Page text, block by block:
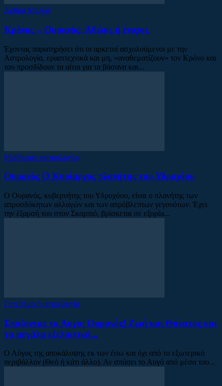
Αρθρα Μελών
Κρόνος – Ουρανός: Αθώος ή ένοχος
Έχοντας παρατηρήσει ότι οι αρκετοί ασχολούμενοι με την
Αστρολογία, ερασιτεχνικά και μη, «αναθεματίζουν» τον Κρόνο και
του προσδίδουν τα αίτια για τα βάσανα και...
Μαθήματα αστρολογίας
Ουρανός Ο Κυρίαρχος πλανήτης του Υδροχόου
Ο Ουρανός, κυβερνήτης του Υδροχόου, είναι ο πλανήτης των
απροσδόκητων αλλαγών και των απρόβλεπτων γεγονότων. Έχει
την έξαρσή του στον Σκορπιό, βρίσκεται σε εξορία...
Γενεθλιακή αστρολογία
Σπάζοντας το Αυγό: Ουρανός! Ζωή και Θάνατος και
τα μεγάλα εξελικτικά...
Ο Λόγος της αποκάλυψης εκ των έσω και όχι από το εξωτερικό
περιβάλλον (Θεό ή κάτι άλλο). Αν σπάσει το Αυγό από μέσα του...